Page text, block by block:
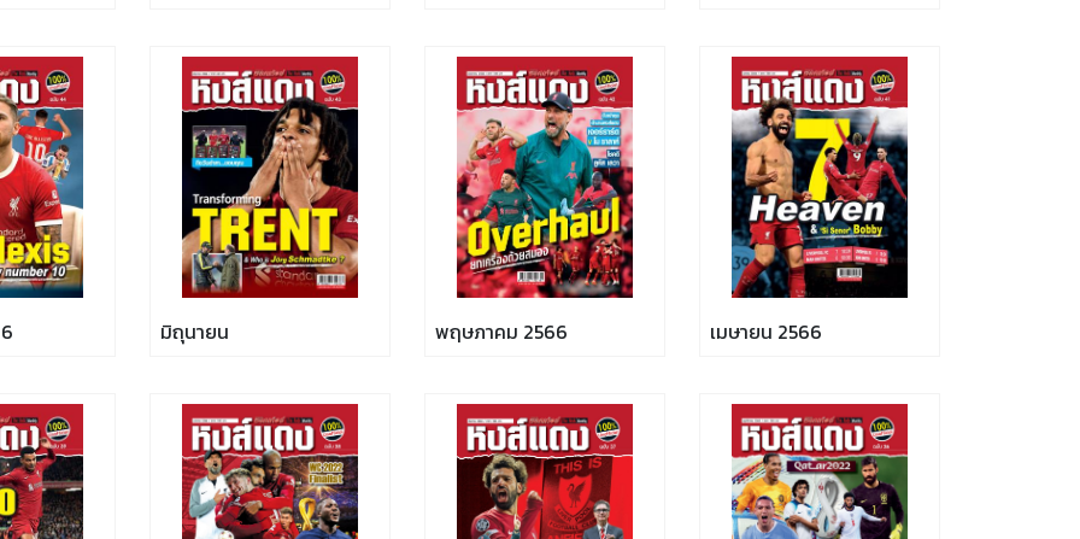
มิถุนายน พฤษภาคม 2566 เมษายน 2566